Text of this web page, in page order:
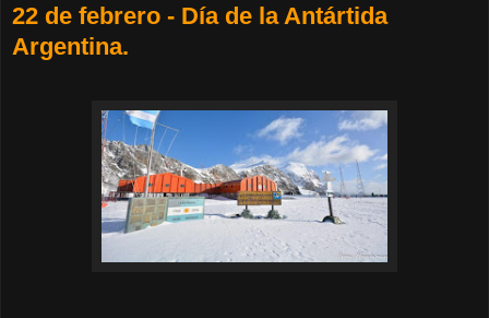
22 de febrero - Día de la Antártida
Argentina.